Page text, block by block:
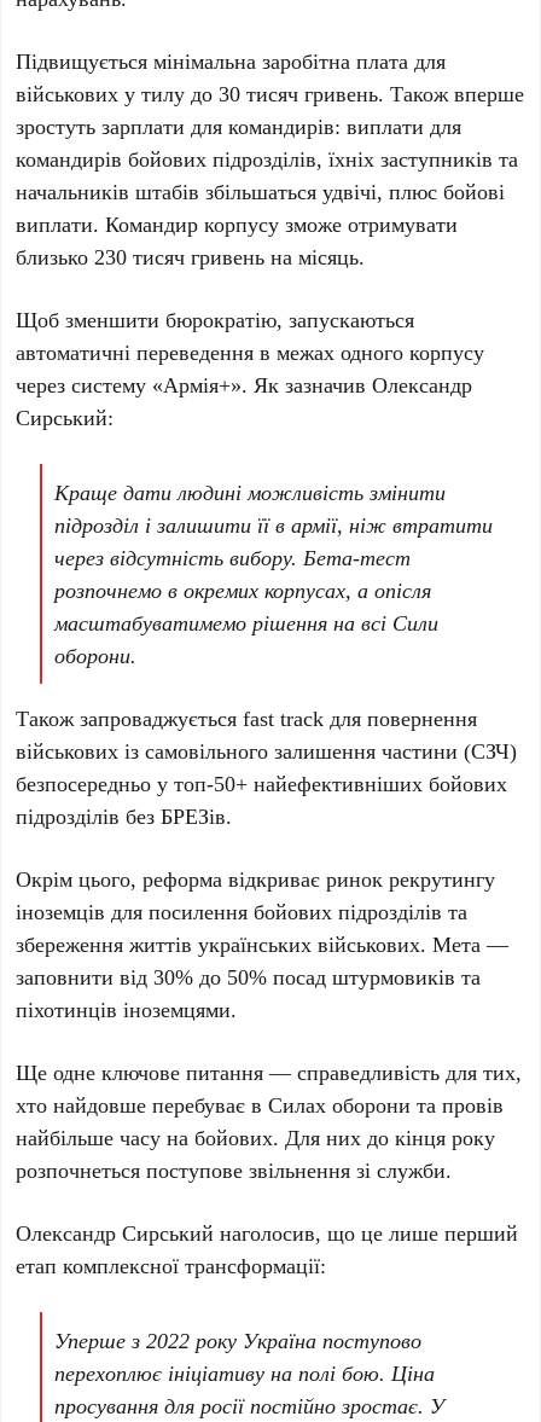
Підвищується мінімальна заробітна плата для
військових у тилу до30 тисяч гривень. Також вперше
зростуть зарплати для командирів: виплати для
командирів бойових підрозділів, їхніх заступників та
начальників штабів збільшаться удвічі, плюс бойові
виплати. Командир корпусу зможе отримувати
близько230 тисяч гривень на місяць.
Щоб зменшити бюрократію, запускаються
автоматичні переведення в межах одного корпусу
через систему «Армія+». Як зазначивОлександр
Сирський:
Краще дати людині можливість змінити
підрозділ і залишити її в армії, ніж втратити
через відсутність вибору. Бета-тест
розпочнемо в окремих корпусах, а опісля
масштабуватимемо рішення на всі Сили
оборони.
Також запроваджується fast track для повернення
військових із самовільного залишення частини (СЗЧ)
безпосередньо у топ-50+ найефективніших бойових
підрозділів без БРЕЗів.
Окрім цього, реформа відкриває ринок рекрутингу
іноземців для посилення бойових підрозділів та
збереження життів українських військових. Мета —
заповнити від30% до 50% посад штурмовиків та
піхотинців іноземцями.
Ще одне ключове питання — справедливість для тих,
хто найдовше перебуває в Силах оборони та провів
найбільше часу на бойових. Для них до кінця року
розпочнеться поступове звільнення зі служби.
Олександр Сирський наголосив, що це лише перший
етап комплексної трансформації:
Уперше з2022 року Україна поступово
перехоплює ініціативу на полі бою. Ціна
просування для росії постійно зростає. У